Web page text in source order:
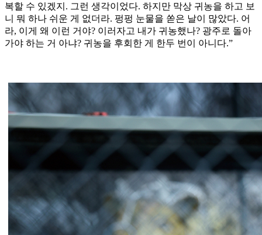
복할 수 있겠지. 그런 생각이었다. 하지만 막상 귀농을 하고 보
니 뭐 하나 쉬운 게 없더라. 펑펑 눈물을 쏟은 날이 많았다. 어
라, 이게 왜 이런 거야? 이러자고 내가 귀농했나? 광주로 돌아
가야 하는 거 아냐? 귀농을 후회한 게 한두 번이 아니다.”